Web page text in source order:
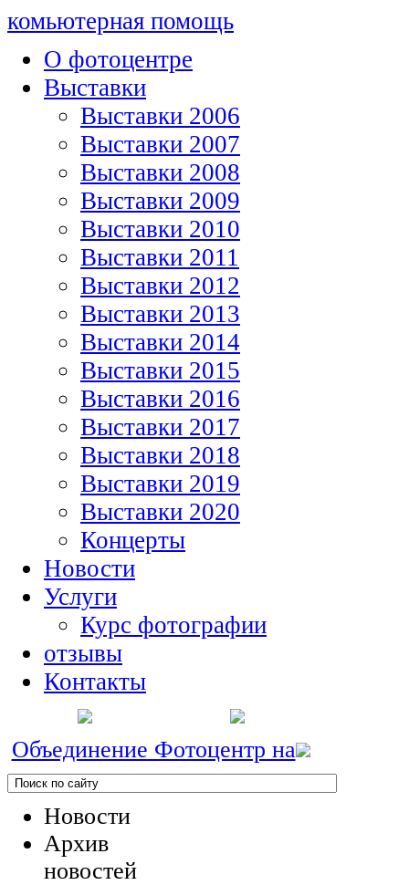
комьютерная помощь
О фотоцентре
Выставки
Выставки 2006
Выставки 2007
Выставки 2008
Выставки 2009
Выставки 2010
Выставки 2011
Выставки 2012
Выставки 2013
Выставки 2014
Выставки 2015
Выставки 2016
Выставки 2017
Выставки 2018
Выставки 2019
Выставки 2020
Концерты
Новости
Услуги
Курс фотографии
отзывы
Контакты
Объединение Фотоцентр на
Новости
Архив
новостей